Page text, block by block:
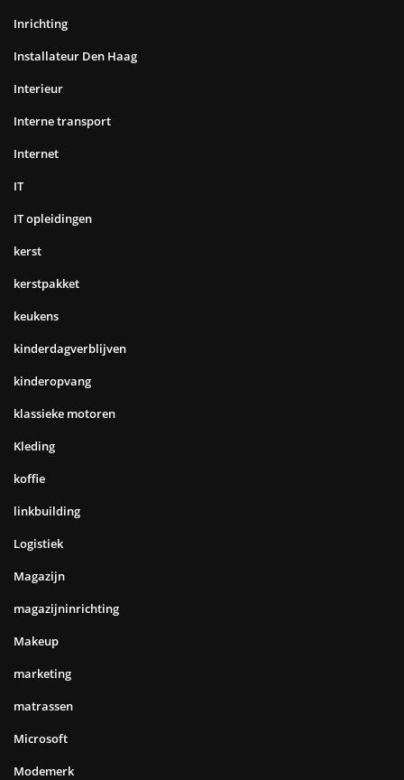
Inrichting
Installateur Den Haag
Interieur
Interne transport
Internet
IT
IT opleidingen
kerst
kerstpakket
keukens
kinderdagverblijven
kinderopvang
klassieke motoren
Kleding
koffie
linkbuilding
Logistiek
Magazijn
magazijninrichting
Makeup
marketing
matrassen
Microsoft
Modemerk